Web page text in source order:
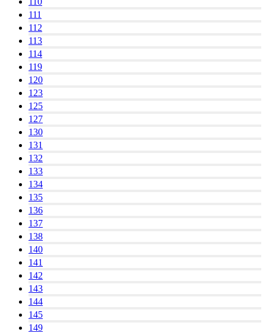
111
112
113
114
119
120
123
125
127
130
131
132
133
134
135
136
137
138
140
141
142
143
144
145
149